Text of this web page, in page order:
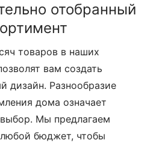
отобранный
товаров в наших
вам создать
дизайн. Разнообразие
дома означает
Мы предлагаем
бюджет, чтобы